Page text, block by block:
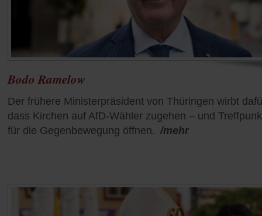
Bodo Ramelow
Der frühere Ministerpräsident von Thüringen wirbt
dass Kirchen auf AfD-Wähler zugehen – und
für die Gegenbewegung öffnen. /mehr